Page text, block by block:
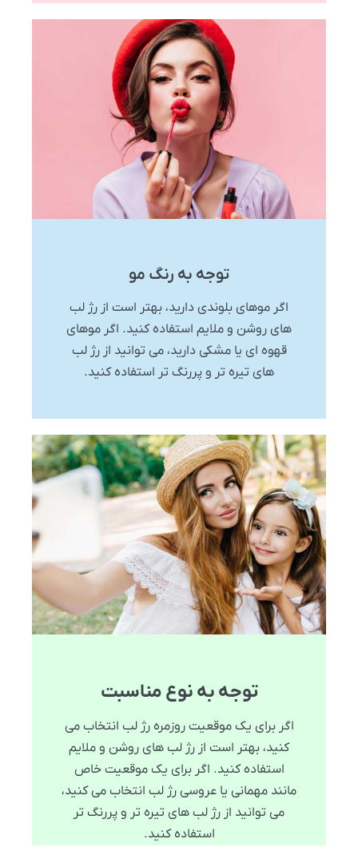
توجه به رنگ مو
اگر موهای بلوندی دارید، بهتر است از رژ لب
های روشن و ملایم استفاده کنید. اگر موهای
قهوه ای یا مشکی دارید، می توانید از رژ لب
های تیره تر و پررنگ تر استفاده کنید.
توجه به نوع مناسبت
اگر برای یک موقعیت روزمره رژ لب انتخاب می
کنید، بهتر است از رژ لب های روشن و ملایم
استفاده کنید. اگر برای یک موقعیت خاص
مانند مهمانی یا عروسی رژ لب انتخاب می کنید،
می توانید از رژ لب های تیره تر و پررنگ تر
استفاده کنید.